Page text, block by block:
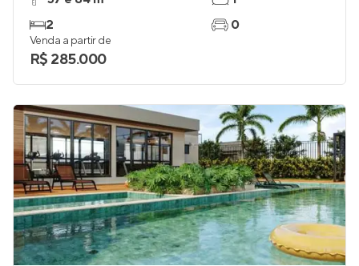
2
0
Venda a partir de
R$ 285.000